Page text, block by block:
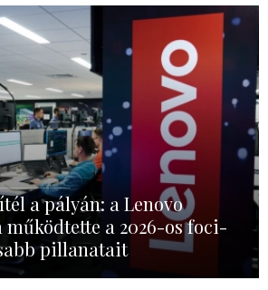
a pályán: a Lenovo
a 2026-os foci-
pillanatait